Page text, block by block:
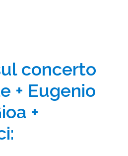
concerto
+ Eugenio
+